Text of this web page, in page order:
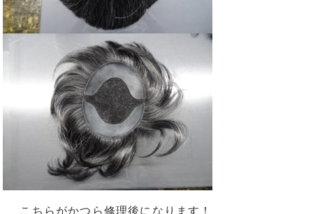
こちらがかつら修理後になります！